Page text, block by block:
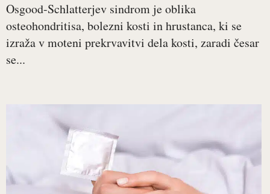
Osgood-Schlatterjev sindrom je oblika
osteohondritisa, bolezni kosti in hrustanca, ki se
izraža v moteni prekrvavitvi dela kosti, zaradi česar
se...